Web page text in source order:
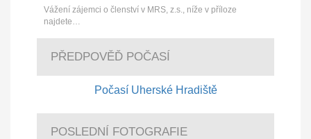
Vážení zájemci o členství v MRS, z.s., níže v příloze
najdete…
PŘEDPOVĚĎ POČASÍ
Počasí Uherské Hradiště
POSLEDNÍ FOTOGRAFIE